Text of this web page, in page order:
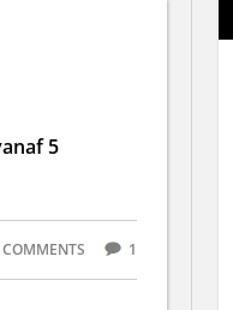
5
COMMENTS 1